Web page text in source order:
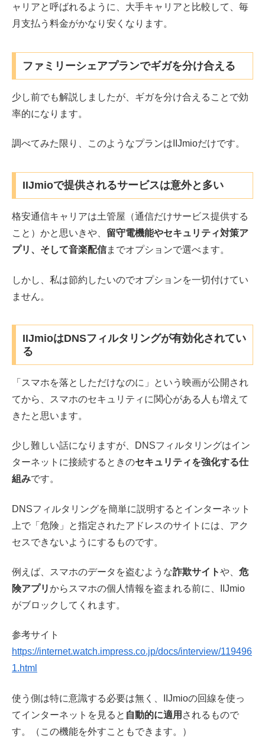
ャリアと呼ばれるように、大手キャリアと比較して、毎
月支払う料金がかなり安くなります。
ファミリーシェアプランでギガを分け合える
少し前でも解説しましたが、ギガを分け合えることで効
率的になります。
調べてみた限り、このようなプランはIIJmioだけです。
IIJmioで提供されるサービスは意外と多い
格安通信キャリアは土管屋（通信だけサービス提供する
こと）かと思いきや、 留守電機能やセキュリティ対策ア
プリ、そして音楽配信までオプションで選べます。
しかし、私は節約したいのでオプションを一切付けてい
ません。
IIJmioはDNSフィルタリングが有効化されてい
る
「スマホを落としただけなのに」という映画が公開され
てから、スマホのセキュリティに関心がある人も増えて
きたと思います。
少し難しい話になりますが、DNSフィルタリングはイン
ターネットに接続するときのセキュリティを強化する仕
組みです。
DNSフィルタリングを簡単に説明するとインターネット
上で「危険」と指定されたアドレスのサイトには、アク
セスできないようにするものです。
例えば、スマホのデータを盗むような詐欺サイトや、 危
険アプリからスマホの個人情報を盗まれる前に、IIJmio
がブロックしてくれます。
参考サイト
https://internet.watch.impress.co.jp/docs/interview/119496
1.html
使う側は特に意識する必要は無く、IIJmioの回線を使っ
てインターネットを見ると 自動的に適用 されるもので
す。（この機能を外すこともできます。）